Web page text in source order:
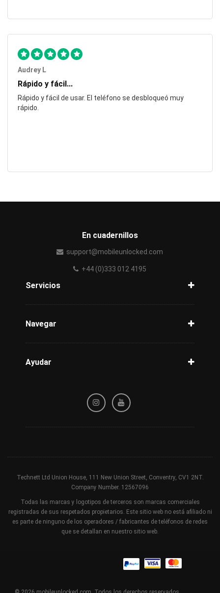
Audrey L
Rápido y fácil...
Rápido y fácil de usar. El teléfono se desbloqueó muy
rápido.
En cuadernillos
support@mobileunlocked.com
+44 (0)333 012 4195
Servicios
Navegar
Ayudar
Política de reembolso
Términos y condiciones
Technett Ltd Union House, 111 New Union Street, Conventry, CV1 2NT.
Company Number. 12567096
Todas las marcas y logotipos de terceros son marcas comerciales
registradas de sus respetados propietarios. Este sitio web no está afiliado ni
es parte de ninguno de los operadores / fabricantes de teléfonos de redes
que se detallan en nuestro sitio web.